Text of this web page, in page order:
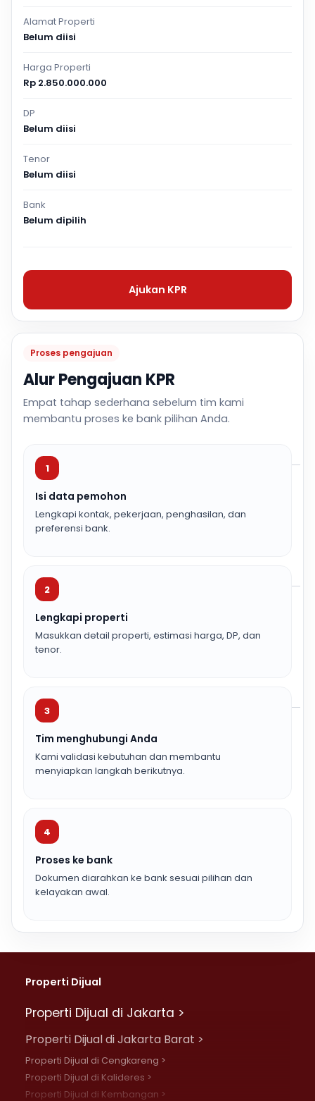
Proses pengajuan
Alur Pengajuan KPR
Empat tahap sederhana sebelum tim kami
membantu proses ke bank pilihan Anda.
1
Isi data pemohon
Lengkapi kontak, pekerjaan, penghasilan, dan
preferensi bank.
2
Lengkapi properti
Masukkan detail properti, estimasi harga, DP, dan
tenor.
3
Tim menghubungi Anda
Kami validasi kebutuhan dan membantu
menyiapkan langkah berikutnya.
4
Proses ke bank
Dokumen diarahkan ke bank sesuai pilihan dan
kelayakan awal.
Alamat Properti
Belum diisi
Harga Properti
Rp 2.850.000.000
DP
Belum diisi
Tenor
Belum diisi
Bank
Belum dipilih
Ajukan KPR
Properti Dijual
Properti Dijual di Jakarta >
Properti Dijual di Jakarta Barat >
Properti Dijual di Cengkareng >
Properti Dijual di Kalideres >
Properti Dijual di Kembangan >